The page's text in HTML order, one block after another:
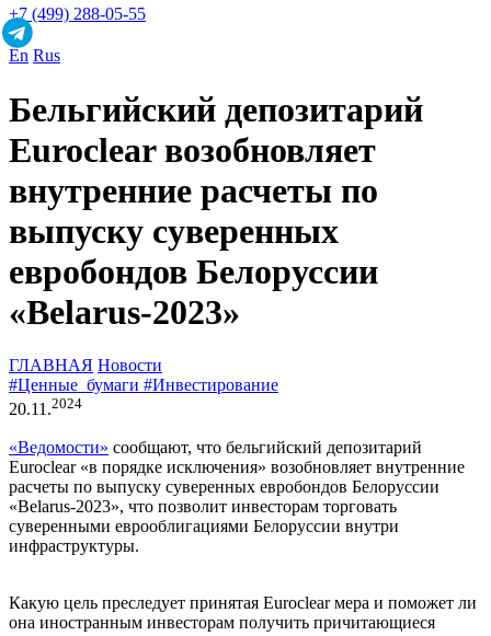
+7 (499) 288-05-55
En Rus
Бельгийский депозитарий
Euroclear возобновляет
внутренние расчеты по
выпуску суверенных
евробондов Белоруссии
«Belarus-2023»
ГЛАВНАЯ Новости
#Ценные_бумаги #Инвестирование
20.11.2024
«Ведомости» сообщают, что бельгийский депозитарий
Euroclear «в порядке исключения» возобновляет внутренние
расчеты по выпуску суверенных евробондов Белоруссии
«Belarus-2023», что позволит инвесторам торговать
суверенными еврооблигациями Белоруссии внутри
инфраструктуры.
Какую цель преследует принятая Euroclear мера и поможет ли
она иностранным инвесторам получить причитающиеся